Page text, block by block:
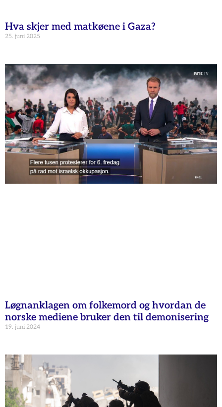
Hva skjer med matkøene i Gaza?
25. juni 2025
Løgnanklagen om folkemord og hvordan de
norske mediene bruker den til demonisering
19. juni 2024